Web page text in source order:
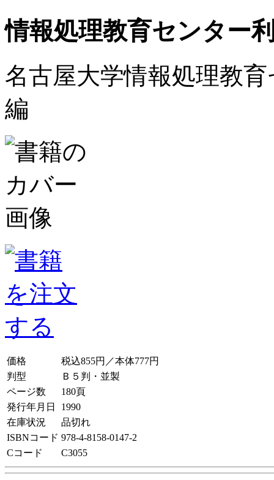
情報処理教育センター
名古屋大学情報処理教
編
価格
税込855円／本体777円
判型
Ｂ５判・並製
ページ数
180頁
発行年月日
1990
在庫状況
品切れ
ISBNコード 978-4-8158-0147-2
Cコード
C3055